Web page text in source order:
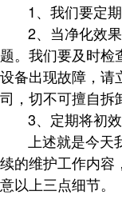
1、我们要定
2、当净化效
题。我们要及时检
设备出现故障，请
司，切不可擅自拆
3、定期将初
上述就是今天
续的维护工作内容
意以上三点细节。